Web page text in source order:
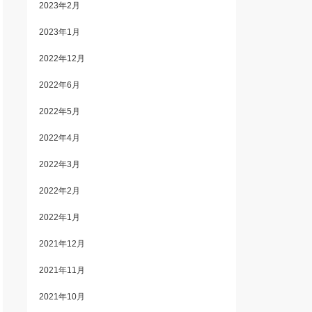
2023年2月
2023年1月
2022年12月
2022年6月
2022年5月
2022年4月
2022年3月
2022年2月
2022年1月
2021年12月
2021年11月
2021年10月